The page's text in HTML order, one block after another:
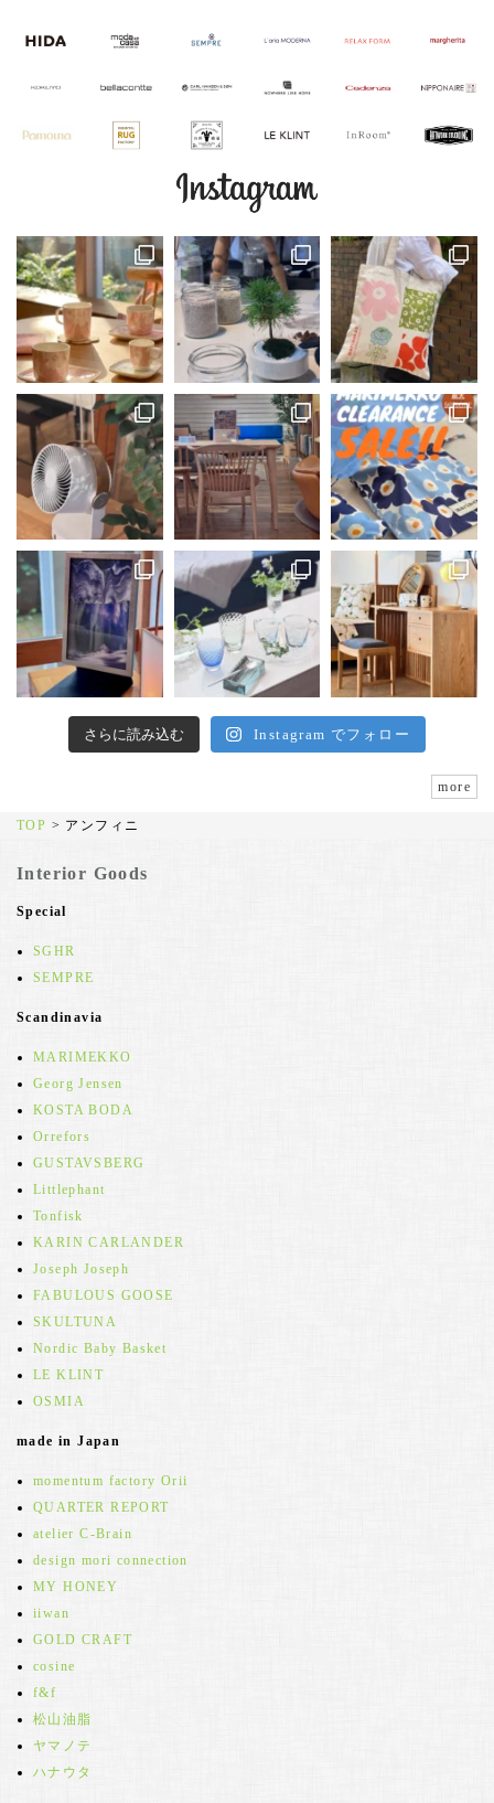
さらに読み込む Instagram でフォロー
more
TOP > アンフィニ
Interior Goods
Special
SGHR
SEMPRE
Scandinavia
MARIMEKKO
Georg Jensen
KOSTA BODA
Orrefors
GUSTAVSBERG
Littlephant
Tonfisk
KARIN CARLANDER
Joseph Joseph
FABULOUS GOOSE
SKULTUNA
Nordic Baby Basket
LE KLINT
OSMIA
made in Japan
momentum factory Orii
QUARTER REPORT
atelier C-Brain
design mori connection
MY HONEY
iiwan
GOLD CRAFT
cosine
f&f
松山油脂
ヤマノテ
ハナウタ